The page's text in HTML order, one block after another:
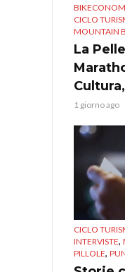
CICLO
MOUNTAIN
La
1 giorno ago
CICLO
INTERVISTE,
PILLOLE,